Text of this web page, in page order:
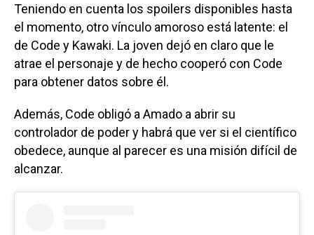
Teniendo en cuenta los spoilers disponibles hasta
el momento, otro vínculo amoroso está latente: el
de Code y Kawaki. La joven dejó en claro que le
atrae el personaje y de hecho cooperó con Code
para obtener datos sobre él.
Además, Code obligó a Amado a abrir su
controlador de poder y habrá que ver si el científico
obedece, aunque al parecer es una misión difícil de
alcanzar.